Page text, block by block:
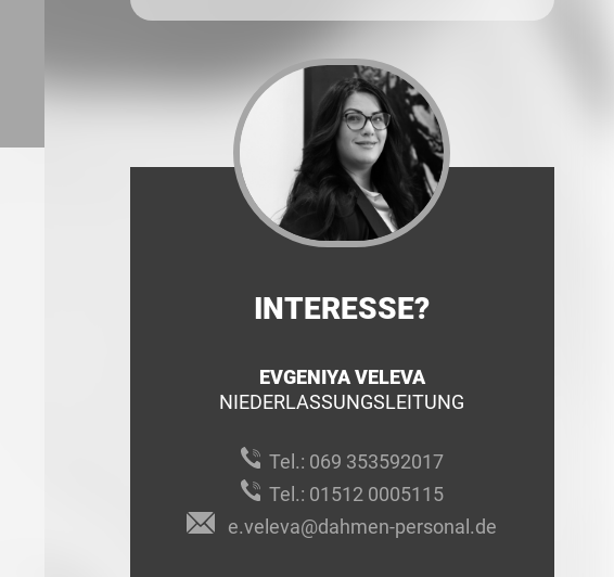
INTERESSE?
EVGENIYA VELEVA
NIEDERLASSUNGSLEITUNG
Tel.: 069 353592017
Tel.: 01512 0005115
e.veleva@dahmen-personal.de